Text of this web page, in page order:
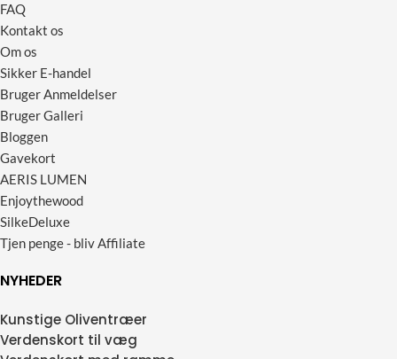
FAQ
Kontakt os
Om os
Sikker E-handel
Bruger Anmeldelser
Bruger Galleri
Bloggen
Gavekort
AERIS LUMEN
Enjoythewood
SilkeDeluxe
Tjen penge - bliv Affiliate
NYHEDER
Kunstige Oliventræer
Verdenskort til væg